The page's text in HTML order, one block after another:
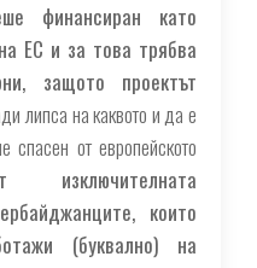
финансиран като
ЕС и за това трябва
защото проектът
липса на каквото и да е
спасен от европейското
които
(буквално) на